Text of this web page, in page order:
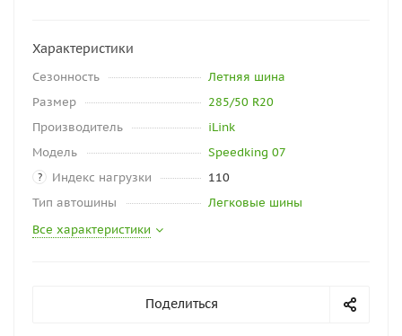
Характеристики
Сезонность
Летняя шина
Размер
285/50 R20
Производитель
iLink
Модель
Speedking 07
? Индекс нагрузки
110
Тип автошины
Легковые шины
Все характеристики
Поделиться